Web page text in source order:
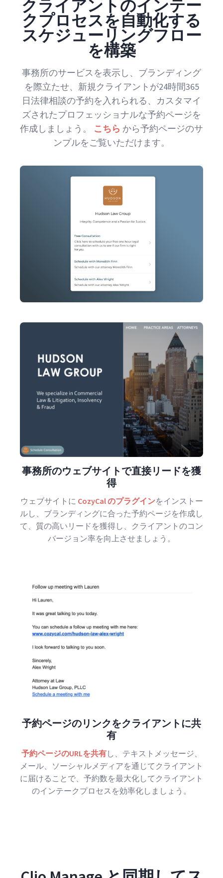
クライアントのインテー
クプロセスを自動化する
スケジューリングフロー
を構築
事務所のサービスを表示し、ブランディング
を際立たせ、新規クライアントが24時間365
日法律相談の予約を入れられる、カスタマイ
ズされたプロフェッショナルな予約ページを
作成しましょう。 こちら から予約ページのサ
ンプルをご覧いただけます。
事務所のウェブサイトで直接リードを獲
得
ウェブサイトに CozyCal のプラグインをインストー
ルし、ブランディングに合った予約ページを作成し
て、質の高いリードを獲得し、クライアントのコン
バージョン率を向上させましょう。
予約ページのリンクをクライアントに共
有
予約ページのURLを共有し、テキストメッセージ、
メール、ソーシャルメディアを通じてクライアント
に届けることで、予約数を最大化してクライアント
のインテークプロセスを効率化しましょう。